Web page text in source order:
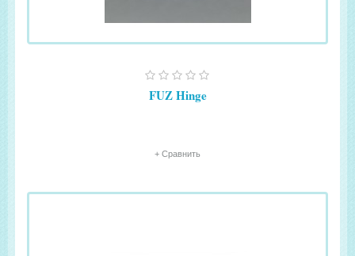
FUZ Hinge
+ Сравнить